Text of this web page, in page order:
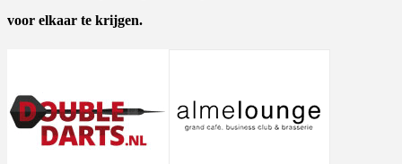
voor elkaar te krijgen.